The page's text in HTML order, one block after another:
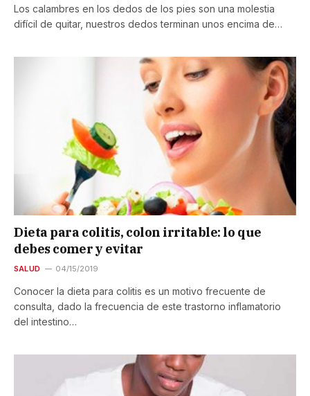
Los calambres en los dedos de los pies son una molestia
difícil de quitar, nuestros dedos terminan unos encima de…
Dieta para colitis, colon irritable: lo que
debes comer y evitar
SALUD 04/15/2019
Conocer la dieta para colitis es un motivo frecuente de
consulta, dado la frecuencia de este trastorno inflamatorio
del intestino…